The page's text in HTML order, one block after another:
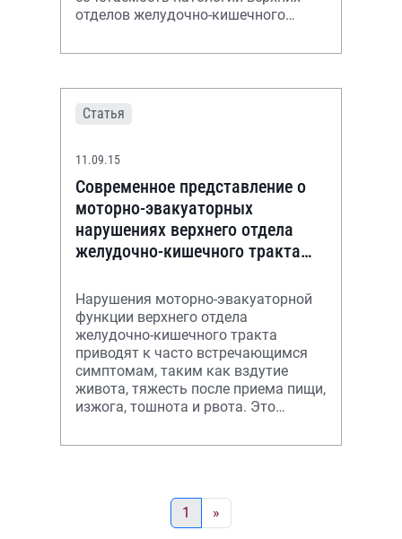
отделов желудочно-кишечного
синдрома, что ранее не изучалось
Статья
11.09.15
Современное представление о
моторно-эвакуаторных
нарушениях верхнего отдела
желудочно-кишечного тракта
Нарушения моторно-эвакуаторной
функции верхнего отдела
желудочно-кишечного тракта
приводят к часто встречающимся
симптомам, таким как вздутие
живота, тяжесть после приема пищи,
изжога, тошнота и рвота. Это
больных к врачу, ос
1 »